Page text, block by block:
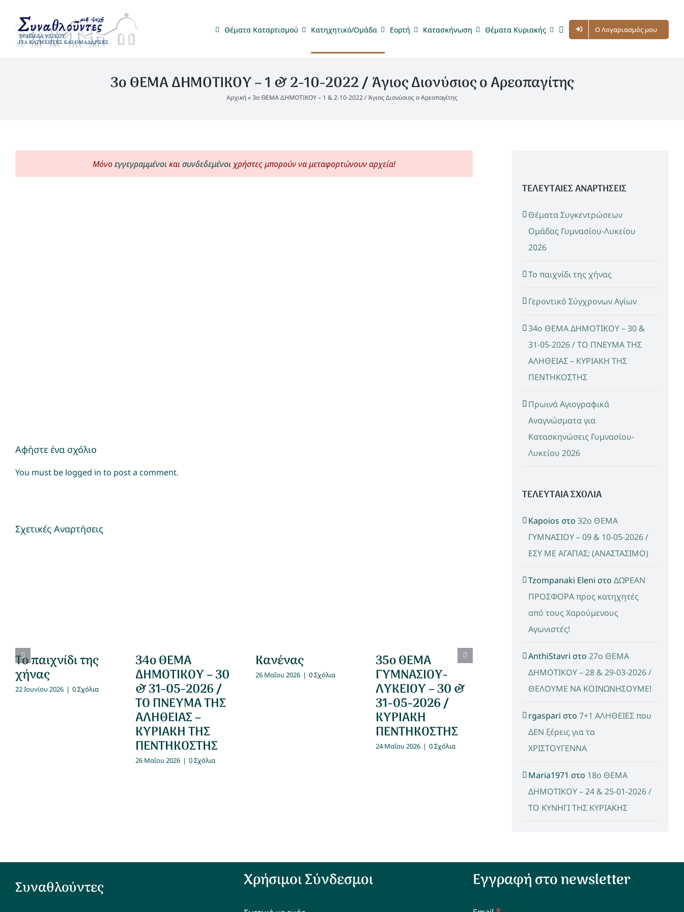
περιεχόμενο
Θέματα Καταρτισμού Κατηχητικό/Ομάδα Eορτή Κατασκήνωση Θέματα Κυριακής Ο Λογαριασμός μου
3ο ΘΕΜΑ ΔΗΜΟΤΙΚΟΥ – 1 & 2-10-2022 / Άγιος Διονύσιος ο Αρεοπαγίτης
Αρχική»3ο ΘΕΜΑ ΔΗΜΟΤΙΚΟΥ – 1 & 2-10-2022 / Άγιος Διονύσιος ο Αρεοπαγίτης
Μόνοεγγεγραμμένοικαισυνδεδεμένοιχρήστες μπορούν να μεταφορτώνουν αρχεία!
Αφήστε ένα σχόλιο
You must be logged in to post a comment.
Σχετικές Αναρτήσεις
Το παιχνίδι της
χήνας
22 Ιουνίου 2026 | 0 Σχόλια
34ο ΘΕΜΑ
ΔΗΜΟΤΙΚΟΥ – 30
& 31-05-2026 /
ΤΟ ΠΝΕΥΜΑ ΤΗΣ
ΑΛΗΘΕΙΑΣ –
ΚΥΡΙΑΚΗ ΤΗΣ
ΠΕΝΤΗΚΟΣΤΗΣ
26 Μαΐου 2026 | 0 Σχόλια
Κανένας
26 Μαΐου 2026 | 0 Σχόλια
35ο ΘΕΜΑ
ΓΥΜΝΑΣΙΟΥ-
ΛΥΚΕΙΟΥ – 30 &
31-05-2026 /
ΚΥΡΙΑΚΗ
ΠΕΝΤΗΚΟΣΤΗΣ
24 Μαΐου 2026 | 0 Σχόλια
ΤΕΛΕΥΤΑΙΕΣ ΑΝΑΡΤΗΣΕΙΣ
Θέματα Συγκεντρώσεων
Ομάδας Γυμνασίου-Λυκείου
2026
Το παιχνίδι της χήνας
Γεροντικό Σύγχρονων Αγίων
34ο ΘΕΜΑ ΔΗΜΟΤΙΚΟΥ – 30 &
31-05-2026 / ΤΟ ΠΝΕΥΜΑ ΤΗΣ
ΑΛΗΘΕΙΑΣ – ΚΥΡΙΑΚΗ ΤΗΣ
ΠΕΝΤΗΚΟΣΤΗΣ
Πρωινά Αγιογραφικά
Αναγνώσματα για
Κατασκηνώσεις Γυμνασίου-
Λυκείου 2026
ΤΕΛΕΥΤΑΙΑ ΣΧΟΛΙΑ
Kapoios στο 32ο ΘΕΜΑ
ΓΥΜΝΑΣΙΟΥ – 09 & 10-05-2026 /
ΕΣΥ ΜΕ ΑΓΑΠΑΣ; (ΑΝΑΣΤΑΣΙΜΟ)
Tzompanaki Eleni στο ΔΩΡΕΑΝ
ΠΡΟΣΦΟΡΑ προς κατηχητές
από τους Χαρούμενους
Αγωνιστές!
AnthiStavri στο 27ο ΘΕΜΑ
ΔΗΜΟΤΙΚΟΥ – 28 & 29-03-2026 /
ΘΕΛΟΥΜΕ ΝΑ ΚΟΙΝΩΝΗΣΟΥΜΕ!
rgaspari στο 7+1 ΑΛΗΘΕΙΕΣ που
ΔΕΝ ξέρεις για τα
ΧΡΙΣΤΟΥΓΕΝΝΑ
Maria1971 στο 18ο ΘΕΜΑ
ΔΗΜΟΤΙΚΟΥ – 24 & 25-01-2026 /
ΤΟ ΚΥΝΗΓΙ ΤΗΣ ΚΥΡΙΑΚΗΣ
Συναθλούντες Χρήσιμοι Σύνδεσμοι Εγγραφή στο newsletter